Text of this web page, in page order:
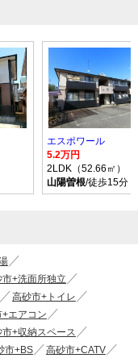
エスポワール
5.2万円
2LDK（52.66㎡）
山陽曽根/徒歩15分
市+洗面所独立
高砂市+トイレ
エアコン
市+収納スペース
市+BS
高砂市+CATV